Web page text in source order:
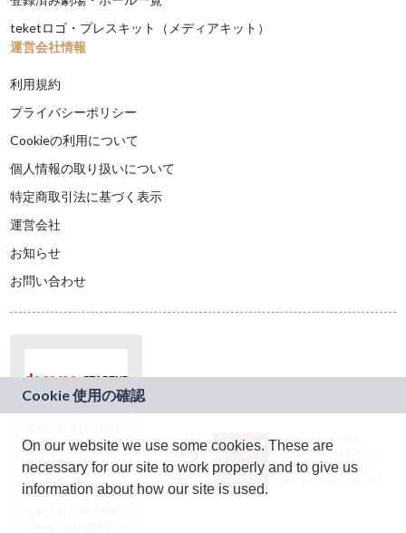
teketロゴ・プレスキット（メディアキット）
運営会社情報
利用規約
プライバシーポリシー
Cookieの利用について
個人情報の取り扱いについて
特定商取引法に基づく表示
運営会社
お知らせ
お問い合わせ
ドコモグループの新
規事業創出プログラ
ム「docomo
STARTUP」を通じて
JASRAC許諾番号：
9024936001Y45037
JASRAC許諾番号：
On our website we use some cookies. These are
necessary for our site to work properly and to give us
information about how our site is used.